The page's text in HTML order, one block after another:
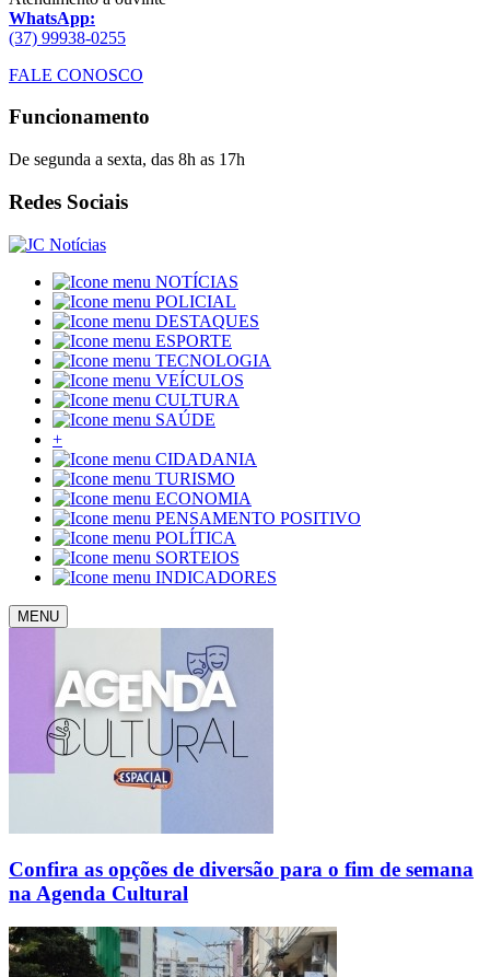
WhatsApp:
(37) 99938-0255
FALE CONOSCO
Funcionamento
De segunda a sexta, das 8h as 17h
Redes Sociais
NOTÍCIAS
POLICIAL
DESTAQUES
ESPORTE
TECNOLOGIA
VEÍCULOS
CULTURA
SAÚDE
+
CIDADANIA
TURISMO
ECONOMIA
PENSAMENTO POSITIVO
POLÍTICA
SORTEIOS
INDICADORES
MENU
Confira as opções de diversão para o fim de semana
na Agenda Cultural